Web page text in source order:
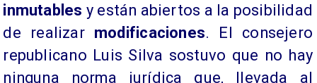
inmutables y están abiertos a la posibilidad
de realizarmodificaciones. El consejero
republicano Luis Silva sostuvo que no hay
ninguna norma jurídica que, llevada al